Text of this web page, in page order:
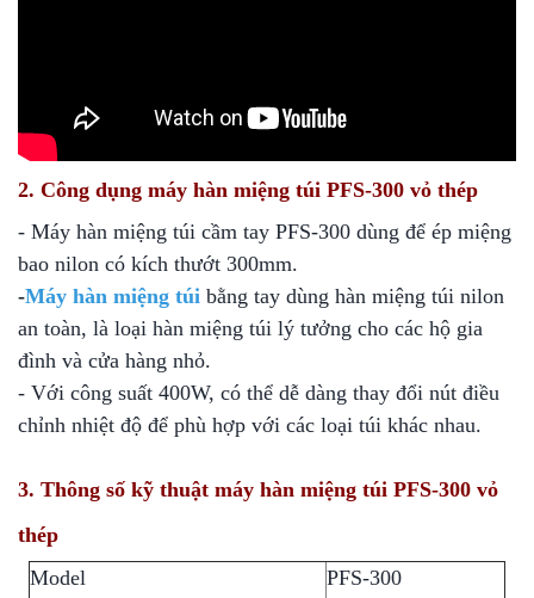
2. Công dụng máy hàn miệng túi PFS-300 vỏ thép
- Máy hàn miệng túi cầm tay PFS-300 dùng để ép miệng
bao nilon có kích thướt 300mm.
-Máy hàn miệng túi bằng tay dùng hàn miệng túi nilon
an toàn, là loại hàn miệng túi lý tưởng cho các hộ gia
đình và cửa hàng nhỏ.
- Với công suất 400W, có thể dễ dàng thay đổi nút điều
chỉnh nhiệt độ để phù hợp với các loại túi khác nhau.
3. Thông số kỹ thuật máy hàn miệng túi PFS-300 vỏ
thép
Model
PFS-300